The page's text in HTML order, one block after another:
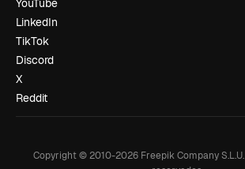
YouTube
LinkedIn
TikTok
Discord
X
Reddit
Copyright © 2010-2026Freepik Company S.L.U.